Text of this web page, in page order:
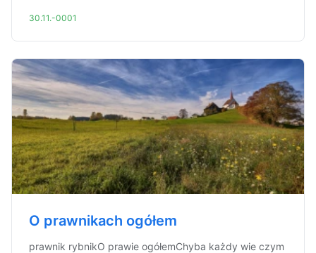
30.11.-0001
O prawnikach ogółem
prawnik rybnikO prawie ogółemChyba każdy wie czym